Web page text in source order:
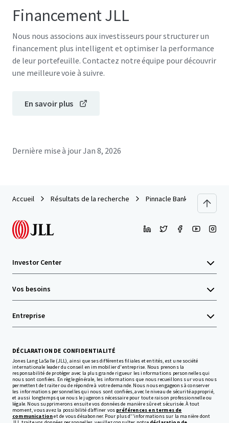
Financement JLL
Nous nous associons aux investisseurs pour structurer un
financement plus intelligent et optimiser la performance
de leur portefeuille. Contactez notre équipe pour découvrir
une meilleure voie à suivre.
En savoir plus
Dernière mise à jourJan 8, 2026
Accueil Résultats de la recherche Pinnacle Bank – Easley, SC
Investor Center
Vos besoins
Entreprise
DÉCLARATION DE CONFIDENTIALITÉ
Jones Lang LaSalle (JLL), ainsi que ses différentes filiales et entités, est une société
internationale leader du conseil en immobilier d'entreprise. Nous prenons la
responsabilité de protéger avec la plus grande rigueur les informations personnelles qui
nous sont confiées. En règle générale, les informations que nous recueillons sur vous nous
permettent de traiter ou de répondre à votre demande. Nous nous engageons à conserver
les informations personnelles qui nous sont confiées, avec le niveau de sécurité approprié,
et aussi longtemps que nous le jugerons nécessaire pour toute raison professionnelle ou
légale. Nous supprimerons ensuite vos données de manière sûre et sécurisée. À tout
moment, vous avez la possibilité d’affiner vos préférences en termes de
communicationet de vous désabonner. Pour plus d''informations sur la manière dont